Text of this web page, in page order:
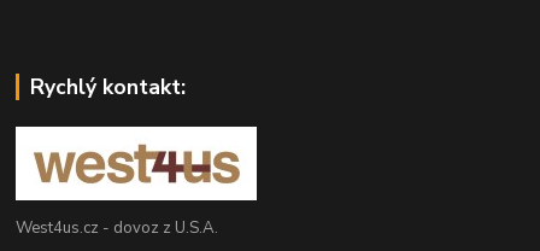
Rychlý kontakt:
West4us.cz - dovoz z U.S.A.